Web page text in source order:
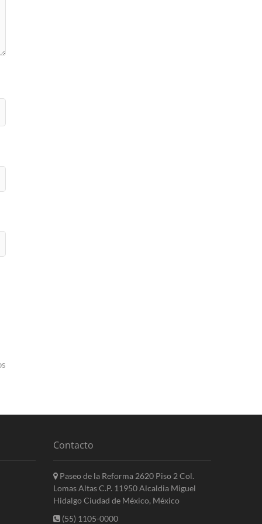
Contacto
Paseo de la Reforma 2620 Piso 2 Col.
Lomas Altas C.P. 11950 Alcaldia Miguel
Hidalgo Ciudad de México, México
(55) 1105-0000